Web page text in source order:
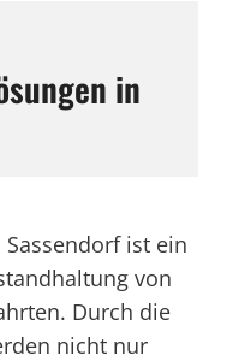
in
ist ein
von
Durch die
nicht nur